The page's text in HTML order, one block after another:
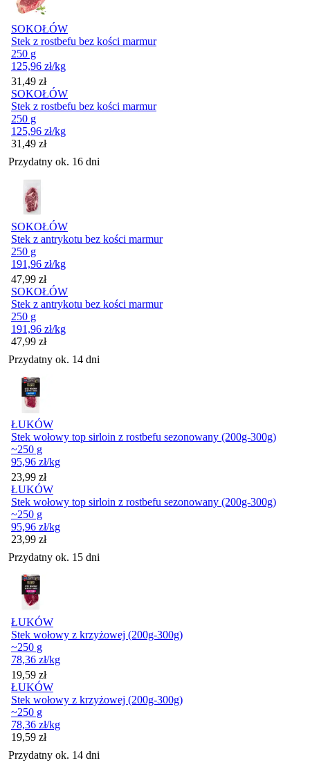
SOKOŁÓW
Stek z rostbefu bez kości marmur
250 g
125,96 zł/kg
Cena
31,49 zł
SOKOŁÓW
Stek z rostbefu bez kości marmur
250 g
125,96 zł/kg
Cena
31,49 zł
Przydatny ok. 16 dni
SOKOŁÓW
Stek z antrykotu bez kości marmur
250 g
191,96 zł/kg
Cena
47,99 zł
SOKOŁÓW
Stek z antrykotu bez kości marmur
250 g
191,96 zł/kg
Cena
47,99 zł
Przydatny ok. 14 dni
ŁUKÓW
Stek wołowy top sirloin z rostbefu sezonowany (200g-300g)
~250 g
95,96 zł/kg
Cena
23,99 zł
ŁUKÓW
Stek wołowy top sirloin z rostbefu sezonowany (200g-300g)
~250 g
95,96 zł/kg
Cena
23,99 zł
Przydatny ok. 15 dni
ŁUKÓW
Stek wołowy z krzyżowej (200g-300g)
~250 g
78,36 zł/kg
Cena
19,59 zł
ŁUKÓW
Stek wołowy z krzyżowej (200g-300g)
~250 g
78,36 zł/kg
Cena
19,59 zł
Przydatny ok. 14 dni